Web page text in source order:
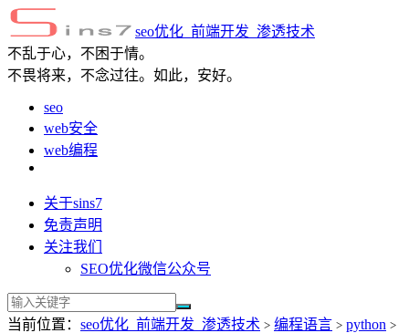
seo优化_前端开发_渗透技术
不乱于心，不困于情。
不畏将来，不念过往。如此，安好。
seo
web安全
web编程
关于sins7
免责声明
关注我们
SEO优化微信公众号
当前位置： seo优化_前端开发_渗透技术 > 编程语言 > python >